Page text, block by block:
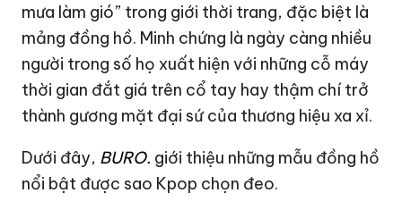
mưa làm gió” trong giới thời trang, đặc biệt là
mảng đồng hồ. Minh chứng là ngày càng nhiều
người trong số họ xuất hiện với những cỗ máy
thời gian đắt giá trên cổ tay hay thậm chí trở
thành gương mặt đại sứ của thương hiệu xa xỉ.
Dưới đây, BURO. giới thiệu những mẫu đồng hồ
nổi bật được sao Kpop chọn đeo.